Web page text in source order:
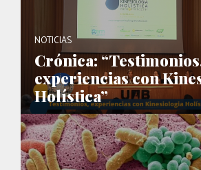
NOTICIAS
Crónica:
experiencias con
Holística”